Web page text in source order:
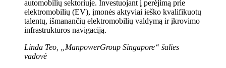
automobilių sektoriuje. Investuojant į perėjimą prie
elektromobilių (EV), įmonės aktyviai ieško kvalifikuotų
talentų, išmanančių elektromobilių valdymą ir įkrovimo
infrastruktūros navigaciją.
Linda Teo, „ManpowerGroup Singapore“ šalies
vadovė